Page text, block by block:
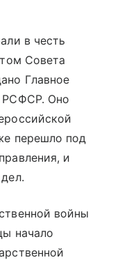
в честь
Совета
Главное
РСФСР. Оно
перешло под
и
войны
начало